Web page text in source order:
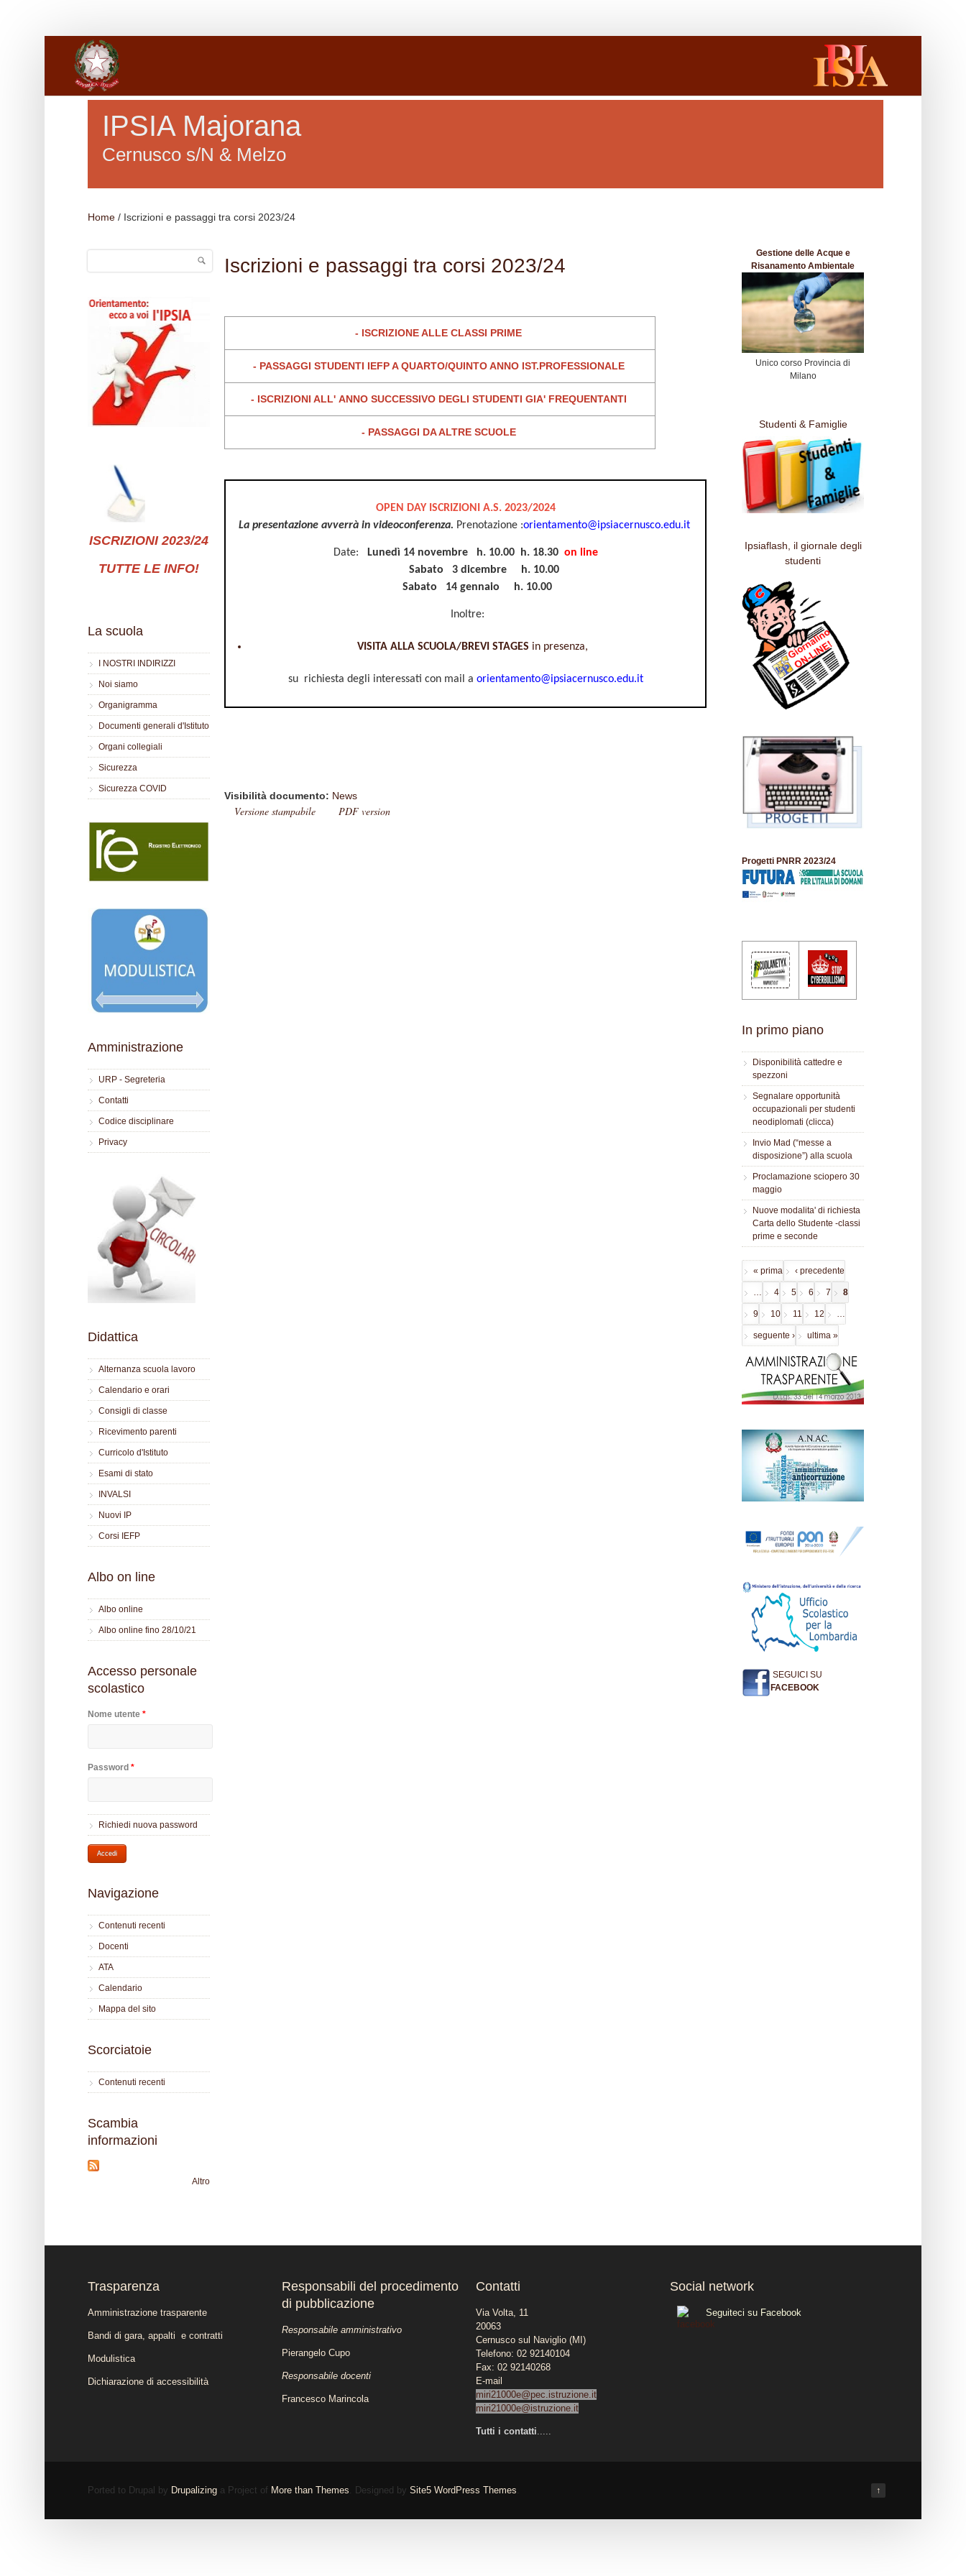
Salta al contenuto principale
IPSIA Majorana
Cernusco s/N & Melzo
Home / Iscrizioni e passaggi tra corsi 2023/24
Cerca
ISCRIZIONI 2023/24
TUTTE LE INFO!
La scuola
I NOSTRI INDIRIZZI
Noi siamo
Organigramma
Documenti generali d'Istituto
Organi collegiali
Sicurezza
Sicurezza COVID
Amministrazione
URP - Segreteria
Contatti
Codice disciplinare
Privacy
Didattica
Alternanza scuola lavoro
Calendario e orari
Consigli di classe
Ricevimento parenti
Curricolo d'Istituto
Esami di stato
INVALSI
Nuovi IP
Corsi IEFP
Albo on line
Albo online
Albo online fino 28/10/21
Accesso personale
scolastico
Nome utente *
Password *
Richiedi nuova password
Navigazione
Contenuti recenti
Docenti
ATA
Calendario
Mappa del sito
Scorciatoie
Contenuti recenti
Scambia
informazioni
Altro
Iscrizioni e passaggi tra corsi 2023/24
- ISCRIZIONE ALLE CLASSI PRIME
- PASSAGGI STUDENTI IEFP A QUARTO/QUINTO ANNO IST.PROFESSIONALE
- ISCRIZIONI ALL' ANNO SUCCESSIVO DEGLI STUDENTI GIA' FREQUENTANTI
- PASSAGGI DA ALTRE SCUOLE
OPEN DAY ISCRIZIONI A.S. 2023/2024
La presentazione avverrà in videoconferenza. Prenotazione :orientamento@ipsiacernusco.edu.it
Date: Lunedì 14 novembre h. 10.00 h. 18.30 on line
Sabato 3 dicembre h. 10.00
Sabato 14 gennaio h. 10.00
Inoltre:
VISITA ALLA SCUOLA/BREVI STAGES in presenza,
su richiesta degli interessati con mail a orientamento@ipsiacernusco.edu.it
Visibilità documento: News
Versione stampabile PDF version
Gestione delle Acque e
Risanamento Ambientale
Unico corso Provincia di
Milano
Studenti & Famiglie
Ipsiaflash, il giornale degli
studenti
Progetti PNRR 2023/24
In primo piano
Disponibilità cattedre e
spezzoni
Segnalare opportunità
occupazionali per studenti
neodiplomati (clicca)
Invio Mad (“messe a
disposizione”) alla scuola
Proclamazione sciopero 30
maggio
Nuove modalita' di richiesta
Carta dello Studente -classi
prime e seconde
Pagine
« prima ‹ precedente
… 4 5 6 7 8
9 10 11 12 …
seguente › ultima »
SEGUICI SU
FACEBOOK
Trasparenza
Amministrazione trasparente
Bandi di gara, appalti e contratti
Modulistica
Dichiarazione di accessibilità
Responsabili del procedimento
di pubblicazione
Responsabile amministrativo
Pierangelo Cupo
Responsabile docenti
Francesco Marincola
Contatti
Via Volta, 11
20063
Cernusco sul Naviglio (MI)
Telefono: 02 92140104
Fax: 02 92140268
E-mail
miri21000e@pec.istruzione.it
miri21000e@istruzione.it
Tutti i contatti.....
Social network
Seguiteci su Facebook
↑
Ported to Drupal by Drupalizing a Project of More than Themes. Designed by Site5 WordPress Themes.